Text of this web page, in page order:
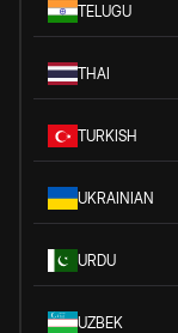
TELUGU
THAI
TURKISH
UKRAINIAN
URDU
UZBEK